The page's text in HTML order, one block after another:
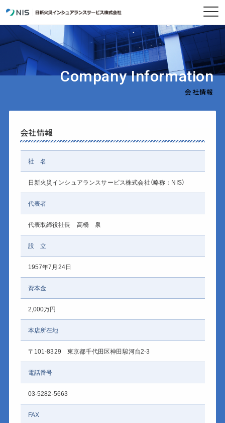
Company Information
会社情報
会社情報
社 名
日新火災インシュアランスサービス株式会社（略称：NIS）
代表者
代表取締役社長 高橋 泉
設 立
1957年7月24日
資本金
2,000万円
本店所在地
〒101-8329 東京都千代田区神田駿河台2-3
電話番号
03-5282-5663
FAX